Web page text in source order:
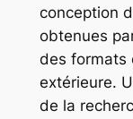
conception
obtenues
des formats
extérieure.
de la